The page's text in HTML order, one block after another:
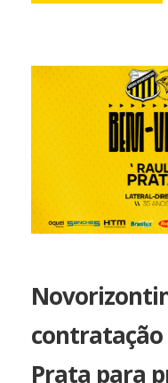
Prata para